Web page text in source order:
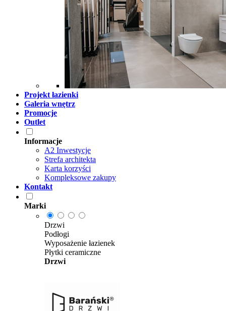
Projekt łazienki
Galeria wnętrz
Promocje
Outlet
Informacje
A2 Inwestycje
Strefa architekta
Karta korzyści
Kompleksowe zakupy
Kontakt
Marki
Drzwi
Podłogi
Wyposażenie łazienek
Płytki ceramiczne
Drzwi